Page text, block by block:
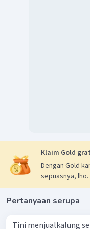
Klaim Gold
Dengan Gold
sepuasnya, lho.
Pertanyaan serupa
Tini menjualkalung